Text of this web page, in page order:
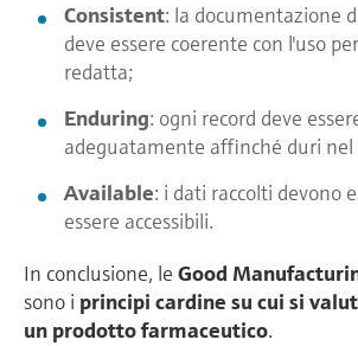
Consistent: la documentazione
deve essere coerente con l'uso
redatta;
Enduring: ogni record deve
adeguatamente affinché duri
Available: i dati raccolti devono
essere accessibili.
In conclusione, le Good
sono i principi cardine su cui si
un prodotto farmaceutico.